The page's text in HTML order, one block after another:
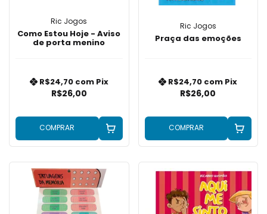
Ric Jogos
Como Estou Hoje - Aviso
de porta menino
R$26,00
R$24,70 com Pix
COMPRAR
Ric Jogos
Praça das emoções
R$26,00
R$24,70 com Pix
COMPRAR